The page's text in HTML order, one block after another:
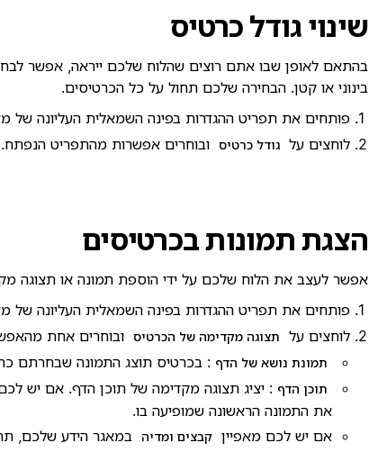
שינוי גודל כרטיס
בהתאם לאופן שבו אתם רוצים שהלוח שלכם ייראה, אפשר
בינוני או קטן. הבחירה שלכם תחול על כל הכרטיסים.
פותחים את תפריט ההגדרות בפינה השמאלית העליונה של
לוחצים על גודל כרטיס ובוחרים אפשרות מהתפריט הנפתח.
הצגת תמונות בכרטיסים
אפשר לעצב את הלוח שלכם על ידי הוספת תמונה או תצוגה
פותחים את תפריט ההגדרות בפינה השמאלית העליונה של
לוחצים על
תצוגה מקדימה של הכרטיס ובוחרים אחת
תמונת נושא של הדף : בכרטיס תוצג התמונה שבחרתם
תוכן הדף : יציג תצוגה מקדימה של תוכן הדף. אם יש
את התמונה הראשונה שמופיעה בו.
אם יש לכם מאפיין קבצים ומדיה במאגר הידע שלכם,